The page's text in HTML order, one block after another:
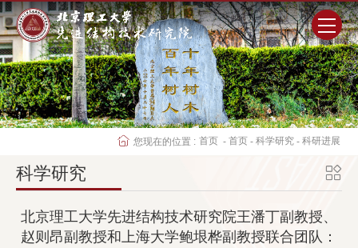
首页
研究院概况
师资队伍
科学研究
您现在的位置 : 首页 - 首页 - 科学研究 - 科研进展
科学研究
北京理工大学先进结构技术研究院王潘丁副教授、
赵则昂副教授和上海大学鲍垠桦副教授联合团队：